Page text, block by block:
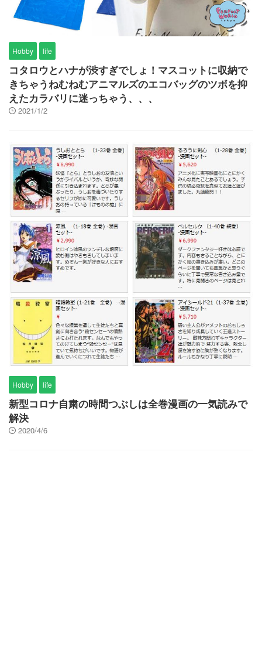
Hobby life
コタロウとハナが渋すぎでしょ！マスコットに収納で
きちゃうねむねむアニマルズのエコバッグのツボを抑
えたカラバリに迷っちゃう、、、
2021/1/2
Hobby life
新型コロナ自粛の時間つぶしは全巻漫画の一気読みで
解決
2020/4/6